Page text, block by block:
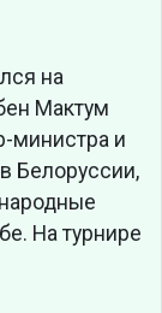
на
Мактум
министра и
Белоруссии,
На турнире